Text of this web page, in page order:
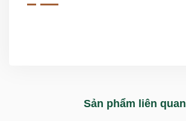
Sản phẩm liên quan